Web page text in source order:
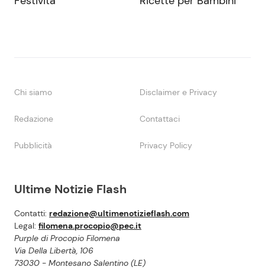
Ultime Notizie Flash
Contatti: redazione@ultimenotizieflash.com
Legal: filomena.procopio@pec.it
Purple di Procopio Filomena
Via Della Libertà, 106
73030 - Montesano Salentino (LE)
Chi siamo Disclaimer e Privacy
Redazione Contattaci
Pubblicità Privacy Policy